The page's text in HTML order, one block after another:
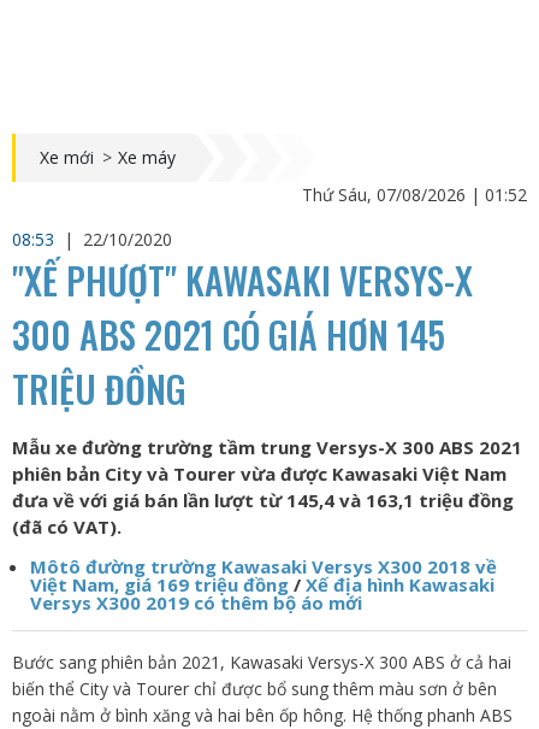
Xe mới > Xe máy
Thứ Sáu, 07/08/2026 | 01:52
08:53
| 22/10/2020
"XẾ PHƯỢT" KAWASAKI VERSYS-X
300 ABS 2021 CÓ GIÁ HƠN 145
TRIỆU ĐỒNG
Mẫu xe đường trường tầm trung Versys-X 300 ABS 2021
phiên bản City và Tourer vừa được Kawasaki Việt Nam
đưa về với giá bán lần lượt từ 145,4 và 163,1 triệu đồng
(đã có VAT).
Môtô đường trường Kawasaki Versys X300 2018 về
Việt Nam, giá 169 triệu đồng / Xế địa hình Kawasaki
Versys X300 2019 có thêm bộ áo mới
Bước sang phiên bản 2021, Kawasaki Versys-X 300 ABS ở cả hai
biến thể City và Tourer chỉ được bổ sung thêm màu sơn ở bên
ngoài nằm ở bình xăng và hai bên ốp hông. Hệ thống phanh ABS